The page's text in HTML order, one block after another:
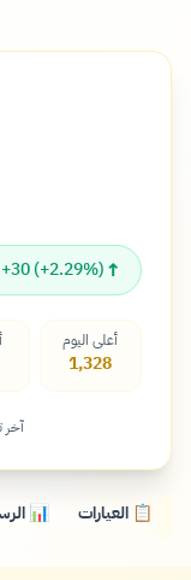
↑
+30 (+2.29%)
أعلى اليوم
1,328
آخر
📋 العيارات 📊